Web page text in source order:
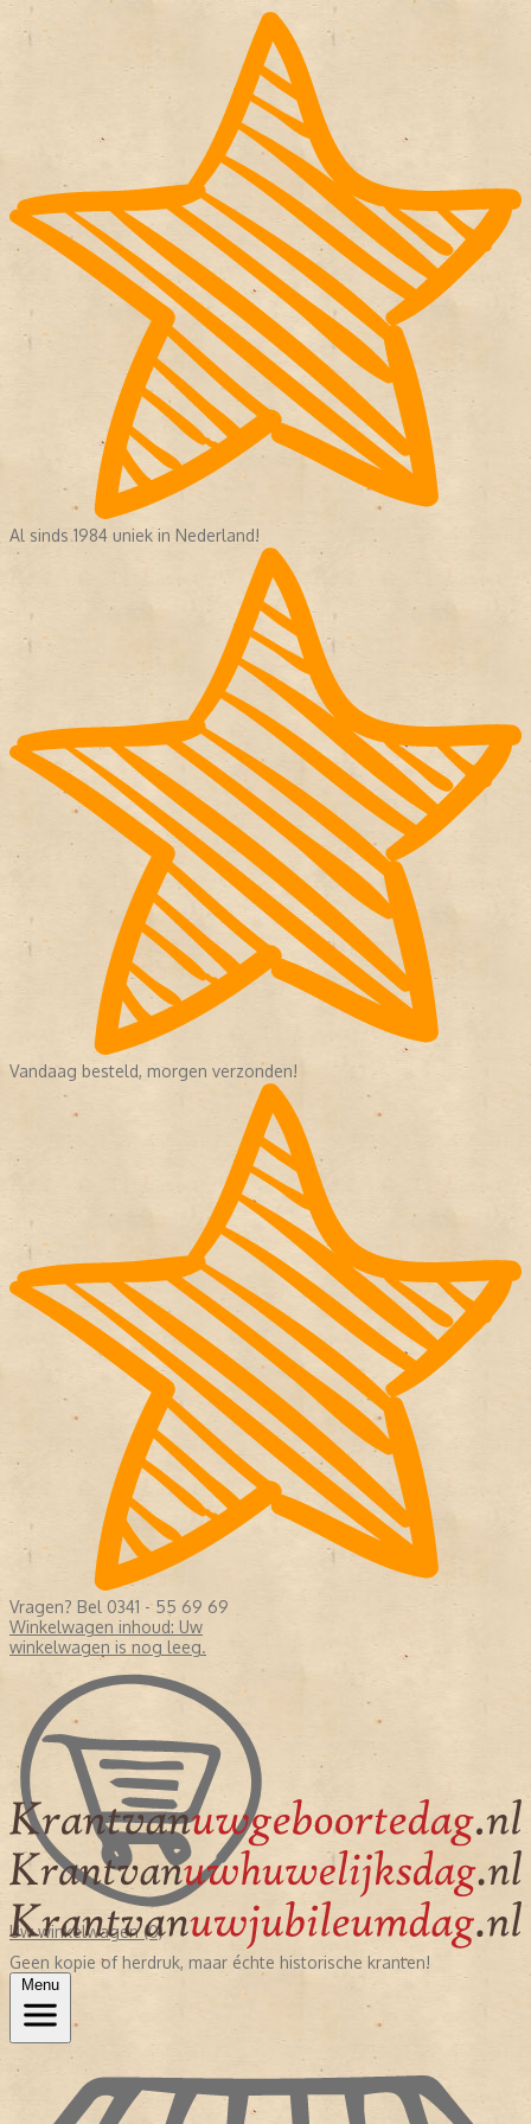
Al sinds 1984 uniek in Nederland!
Vandaag besteld, morgen verzonden!
Vragen? Bel 0341 - 55 69 69
Winkelwagen inhoud: Uw
winkelwagen is nog leeg.
Uw winkelwagen (0)
Geen kopie of herdruk, maar échte historische kranten!
Menu